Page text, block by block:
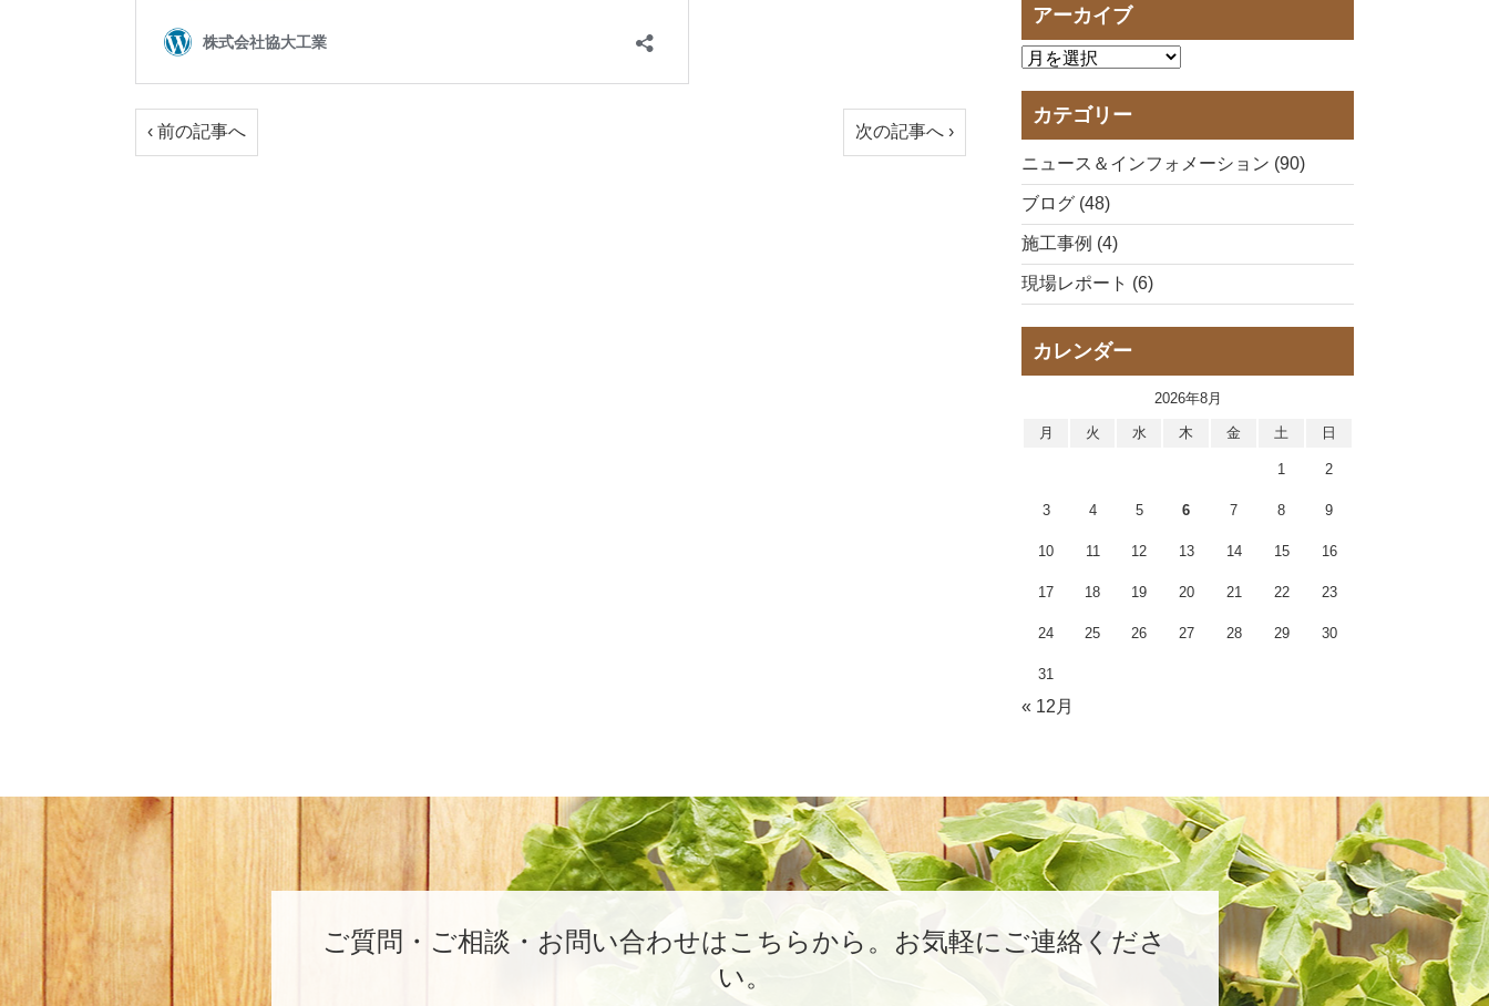
‹ 前の記事へ 次の記事へ ›
アーカイブ
カテゴリー
ニュース＆インフォメーション (90)
ブログ (48)
施工事例 (4)
現場レポート (6)
カレンダー
2026年8月
月 火 水 木 金 土 日
1 2
3 4 5 6 7 8 9
10 11 12 13 14 15 16
17 18 19 20 21 22 23
24 25 26 27 28 29 30
31
« 12月
ご質問・ご相談・お問い合わせはこちらから。 お気軽にご連絡くださ
い。